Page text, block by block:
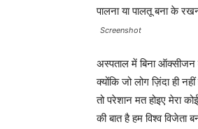
पालना या पालतू बना के
Screenshot
अस्पताल में बिना
क्योंकि जो लोग ज़िंदा ही
तो परेशान मत होइए मेरा
की बात है हम विश्व विजेता